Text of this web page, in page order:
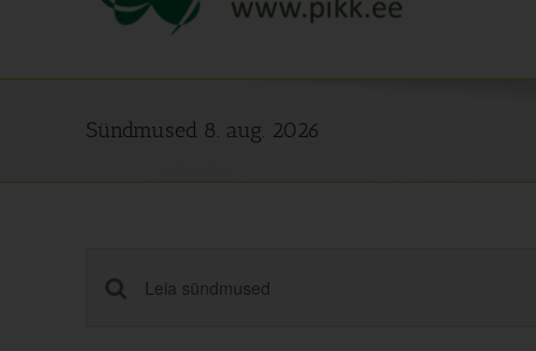
Sündmused 8. aug. 2026
Sündmused
Enter